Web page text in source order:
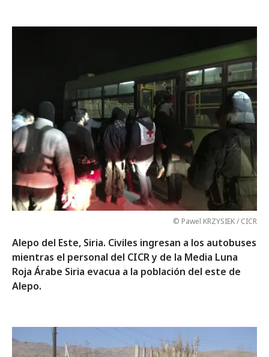
© Pawel KRZYSIEK / CICR
Alepo del Este, Siria. Civiles ingresan a los autobuses
mientras el personal del CICR y de la Media Luna
Roja Árabe Siria evacua a la población del este de
Alepo.